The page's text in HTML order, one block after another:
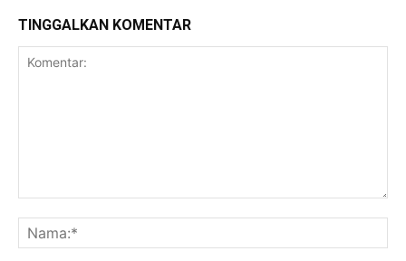
TINGGALKAN KOMENTAR